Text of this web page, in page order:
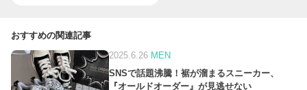
おすすめの関連記事
2025.6.26 MEN
SNSで話題沸騰！裾が溜まるスニーカー、
『オールドオーダー』が見逃せない